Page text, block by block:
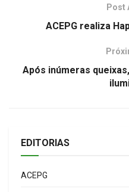
Post
ACEPG realiza
Após inúmeras
EDITORIAS
ACEPG